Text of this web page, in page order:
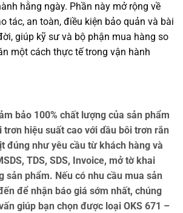
hằng ngày. Phần này mở rộng về
tác, an toàn, điều kiện bảo quản và bài
giúp kỹ sư và bộ phận mua hàng so
một cách thực tế trong vận hành
bảo 100% chất lượng của sản phẩm
trơn hiệu suất cao với dầu bôi trơn rắn
đúng như yêu cầu từ khách hàng và
TDS, SDS, Invoice, mở tờ khai
sản phẩm. Nếu có nhu cầu mua sản
để nhận báo giá sớm nhất, chúng
giúp bạn chọn được loại OKS 671 –